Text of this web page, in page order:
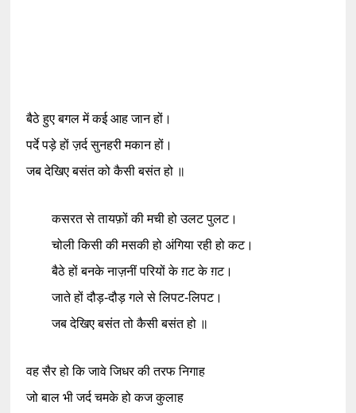
बैठे हुए बगल में कई आह जान हों।
पर्दे पड़े हों ज़र्द सुनहरी मकान हों।
जब देखिए बसंत को कैसी बसंत हो ॥
कसरत से तायफ़ों की मची हो उलट पुलट।
चोली किसी की मसकी हो अंगिया रही हो कट।
बैठे हों बनके नाज़नीं परियों के ग़ट के ग़ट।
जाते हों दौड़-दौड़ गले से लिपट-लिपट।
जब देखिए बसंत तो कैसी बसंत हो ॥
वह सैर हो कि जावे जिधर की तरफ निगाह
जो बाल भी जर्द चमके हो कज कुलाह